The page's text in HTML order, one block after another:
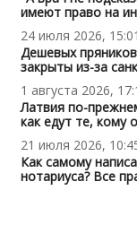
имеют право на
24 июля 2026, 15:01
Дешевых
закрыты из-за
1 августа 2026,
Латвия по-
как едут те, кому
21 июля 2026,
Как самому
нотариуса? Все